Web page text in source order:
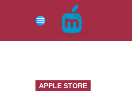
contenuto
Menu
PUBBLICATO
IN
APPLE STORE